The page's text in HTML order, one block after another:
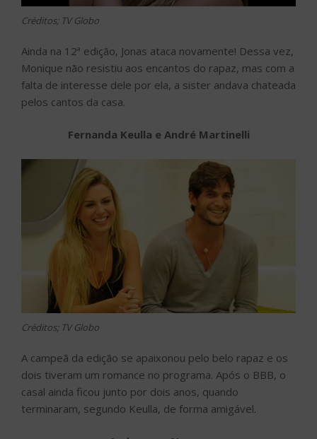
Créditos; TV Globo
Ainda na 12ª edição, Jonas ataca novamente! Dessa vez,
Monique não resistiu aos encantos do rapaz, mas com a
falta de interesse dele por ela, a sister andava chateada
pelos cantos da casa.
Fernanda Keulla e André Martinelli
Créditos; TV Globo
A campeã da edição se apaixonou pelo belo rapaz e os
dois tiveram um romance no programa. Após o BBB, o
casal ainda ficou junto por dois anos, quando
terminaram, segundo Keulla, de forma amigável.